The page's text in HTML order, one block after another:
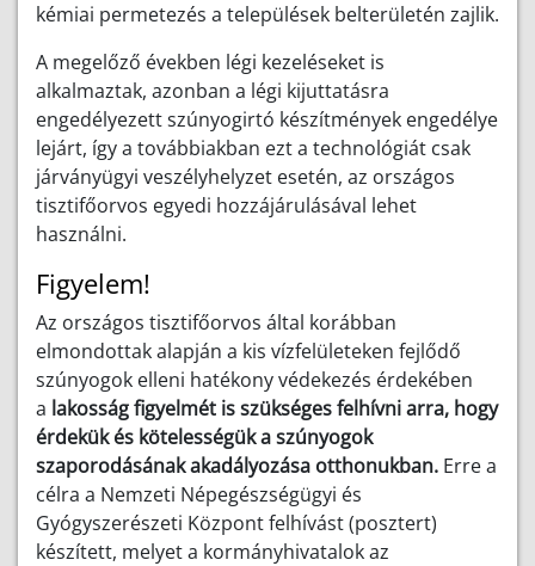
kémiai permetezés a települések belterületén zajlik.
A megelőző években légi kezeléseket is
alkalmaztak, azonban a légi kijuttatásra
engedélyezett szúnyogirtó készítmények engedélye
lejárt, így a továbbiakban ezt a technológiát csak
járványügyi veszélyhelyzet esetén, az országos
tisztifőorvos egyedi hozzájárulásával lehet
használni.
Figyelem!
Az országos tisztifőorvos által korábban
elmondottak alapján a kis vízfelületeken fejlődő
szúnyogok elleni hatékony védekezés érdekében
a lakosság figyelmét is szükséges felhívni arra, hogy
érdekük és kötelességük a szúnyogok
szaporodásának akadályozása otthonukban. Erre a
célra a Nemzeti Népegészségügyi és
Gyógyszerészeti Központ felhívást (posztert)
készített, melyet a kormányhivatalok az